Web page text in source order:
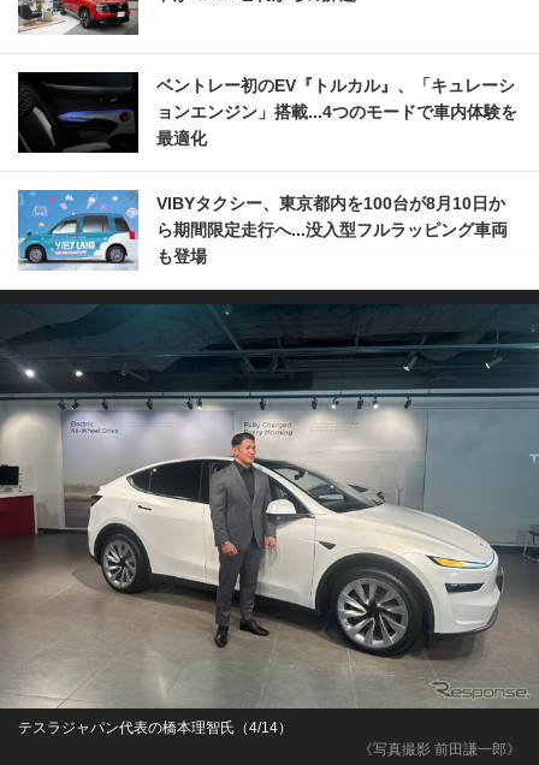
ベントレー初のEV『トルカル』、「キュレーシ
ョンエンジン」搭載...4つのモードで車内体験を
最適化
VIBYタクシー、東京都内を100台が8月10日か
ら期間限定走行へ...没入型フルラッピング車両
も登場
《写真撮影 前田謙一郎》
テスラジャパン代表の橋本理智氏（4/14）